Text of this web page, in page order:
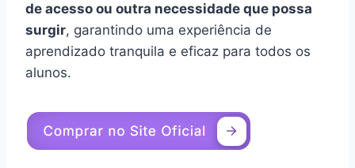
de acesso ou outra necessidade que possa
surgir, garantindo uma experiência de
aprendizado tranquila e eficaz para todos os
alunos.